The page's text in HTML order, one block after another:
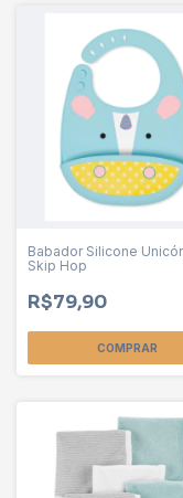
Babador Silicone
Skip Hop
R$79,90